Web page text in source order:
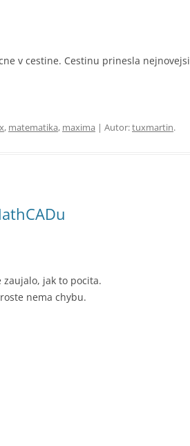
v cestine. Cestinu prinesla nejnovejsi
, matematika, maxima | Autor:tuxmartin.
zaujalo, jak to pocita.
nema chybu.